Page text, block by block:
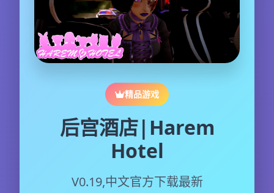
精品游戏
后宫酒店|Harem
Hotel
V0.19,中文官方下载最新